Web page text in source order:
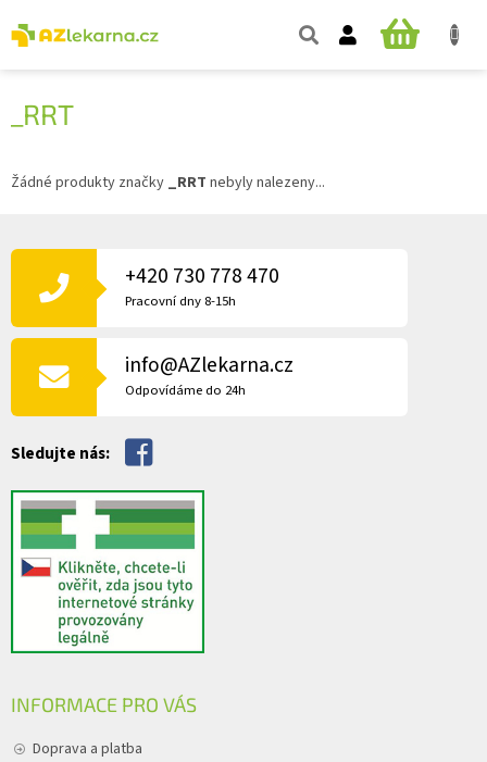
na
obsah
NÁKUPNÍ
_RRT
Žádné produkty značky _RRT nebyly nalezeny...
Á
T
+420 730 778 470
Pracovní dny 8-15h
info@AZlekarna.cz
Odpovídáme do 24h
Sledujte nás:
INFORMACE PRO VÁS
Doprava a platba